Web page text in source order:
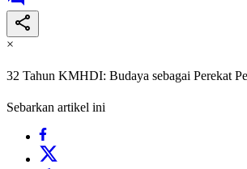
×
32 Tahun KMHDI: Budaya sebagai Perekat
Sebarkan artikel ini